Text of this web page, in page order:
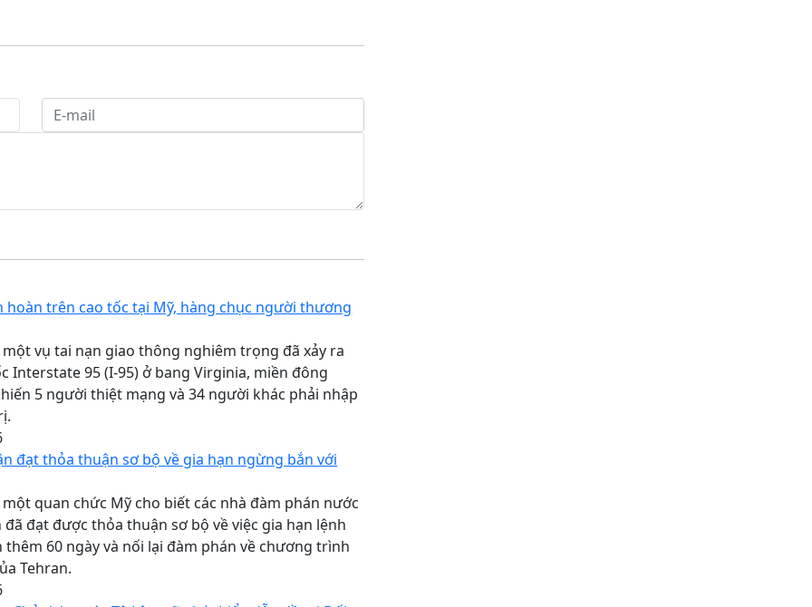
hoàn trên cao tốc tại Mỹ, hàng chục người thương
một vụ tai nạn giao thông nghiêm trọng đã xảy ra
Interstate 95 (I-95) ở bang Virginia, miền đông
5 người thiệt mạng và 34 người khác phải nhập
đạt thỏa thuận sơ bộ về gia hạn ngừng bắn với
một quan chức Mỹ cho biết các nhà đàm phán nước
đã đạt được thỏa thuận sơ bộ về việc gia hạn lệnh
thêm 60 ngày và nối lại đàm phán về chương trình
Tehran.